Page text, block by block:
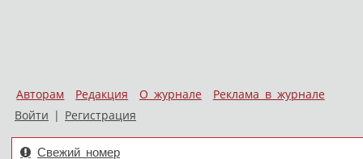
Авторам Редакция О журнале
Реклама в журнале
Войти | Регистрация
Свежий номер